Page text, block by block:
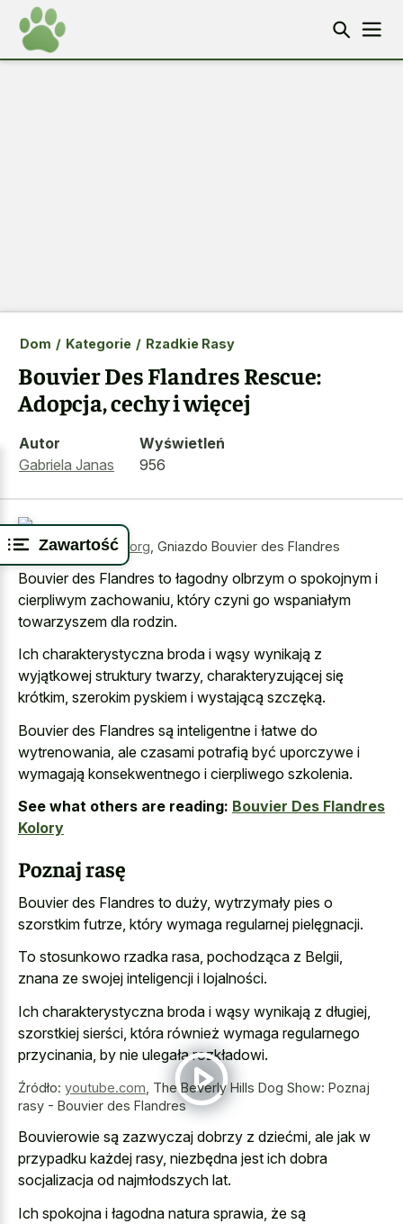
Zawartość
Dom / Kategorie / Rzadkie Rasy
Bouvier Des Flandres Rescue:
Adopcja, cechy i więcej
Autor
Gabriela Janas
Wyświetleń
956
Źródło:wikimedia.org Gniazdo Bouvier des Flandres
Bouvier des Flandres to łagodny olbrzym o spokojnym i
cierpliwym zachowaniu, który czyni go wspaniałym
towarzyszem dla rodzin.
Ich charakterystyczna broda i wąsy wynikają z
wyjątkowej struktury twarzy, charakteryzującej się
krótkim, szerokim pyskiem i wystającą szczęką.
Bouvier des Flandres są inteligentne i łatwe do
wytrenowania, ale czasami potrafią być uporczywe i
wymagają konsekwentnego i cierpliwego szkolenia.
See what others are reading: Bouvier Des Flandres
Kolory
Poznaj rasę
Bouvier des Flandres to duży, wytrzymały pies o
szorstkim futrze, który wymaga regularnej pielęgnacji.
To stosunkowo rzadka rasa, pochodząca z Belgii,
znana ze swojej inteligencji i lojalności.
Ich charakterystyczna broda i wąsy wynikają z długiej,
szorstkiej sierści, która również wymaga regularnego
przycinania, by nie ulegała rozkładowi.
Źródło: youtube.com The Beverly Hills Dog Show: Poznaj
rasy - Bouvier des Flandres
Bouvierowie są zazwyczaj dobrzy z dziećmi, ale jak w
przypadku każdej rasy, niezbędna jest ich dobra
socjalizacja od najmłodszych lat.
Ich spokojna i łagodna natura sprawia, że są